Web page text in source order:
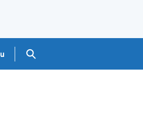
Search GOV.UK